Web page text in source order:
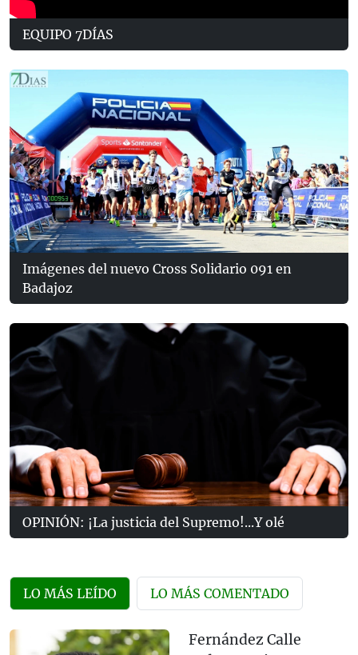
EQUIPO 7DÍAS
Imágenes del nuevo Cross Solidario 091 en
Badajoz
OPINIÓN: ¡La justicia del Supremo!...Y olé
LO MÁS LEÍDO LO MÁS COMENTADO
Fernández Calle